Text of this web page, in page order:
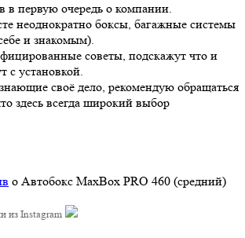
в первую очередь о компании.
неоднократно боксы, багажные системы
и знакомым).
советы, подскажут что и
с установкой.
своё дело, рекомендую обращаться
здесь всегда широкий выбор
о Автобокс MaxBox PRO 460 (средний)
из Instagram